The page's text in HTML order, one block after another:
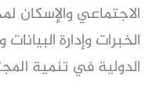
الاجتماعي والإسكان
الخبرات وإدارة
الدولية في تنمية